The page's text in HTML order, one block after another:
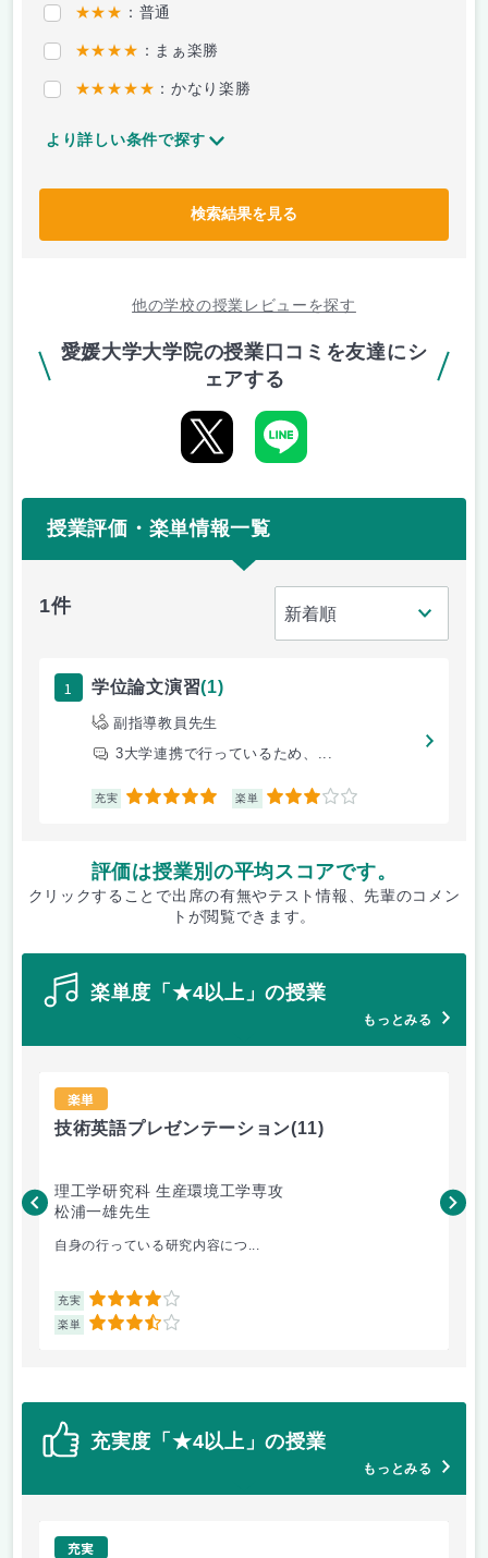
★★★ ：普通
★★★★ ：まぁ楽勝
★★★★★ ：かなり楽勝
より詳しい条件で探す
検索結果を見る
他の学校の授業レビューを探す
愛媛大学大学院の授業口コミを友達にシ
ェアする
授業評価・楽単情報一覧
1件
1 学位論文演習(1)
副指導教員先生
3大学連携で行っているため、...
充実 5 楽単 3
評価は授業別の平均スコアです。
クリックすることで出席の有無やテスト情報、先輩のコメン
トが閲覧できます。
楽単度「★4以上」の授業
もっとみる
楽単
技術英語プレゼンテーション(11)
理工学研究科 生産環境工学専攻
松浦一雄先生
自身の行っている研究内容につ...
充実 4
楽単 3.5
黄
充実度「★4以上」の授業
もっとみる
充実